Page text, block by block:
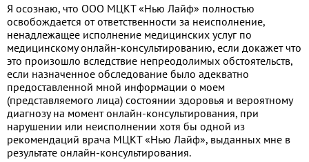
Я осознаю, что ООО МЦКТ «Нью Лайф» полностью
освобождается от ответственности за неисполнение,
ненадлежащее исполнение медицинских услуг по
медицинскому онлайн-консультированию, если докажет что
это произошло вследствие непреодолимых обстоятельств,
если назначенное обследование было адекватно
предоставленной мной информации о моем
(представляемого лица) состоянии здоровья и вероятному
диагнозу на момент онлайн-консультирования, при
нарушении или неисполнении хотя бы одной из
рекомендаций врача МЦКТ «Нью Лайф», выданных мне в
результате онлайн-консультирования.